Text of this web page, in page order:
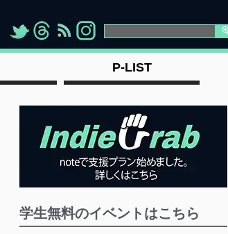
"> "> "> " >
P-LIST
学生無料のイベントはこちら